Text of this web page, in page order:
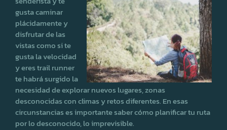
gusta caminar
plácidamente y
disfrutar de las
vistas como si te
gusta la velocidad
y eres trail runner
te habrá surgido la
necesidad de explorar nuevos lugares, zonas
desconocidas con climas y retos diferentes. En esas
circunstancias es importante saber cómo planificar tu ruta
por lo desconocido, lo imprevisible.